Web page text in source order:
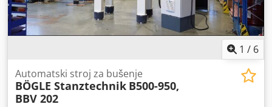
integrirani punjač, gel baterije
1 / 6
Automatski stroj za bušenje
BÖGLE Stanztechnik B500-950,
BBV 202